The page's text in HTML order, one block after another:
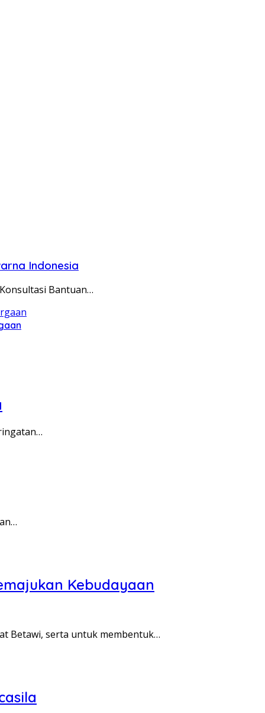
Indonesia
Bantuan…
Kebudayaan
Betawi, serta untuk membentuk…